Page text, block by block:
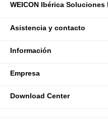
WEICON Ibérica
Asistencia y contacto
Información
Empresa
Download Center